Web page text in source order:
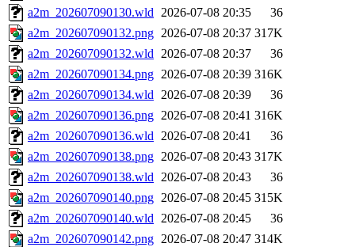
a2m_202607090130.wld 2026-07-08 20:35
36
a2m_202607090132.png 2026-07-08 20:37 317K
a2m_202607090132.wld 2026-07-08 20:37
36
a2m_202607090134.png 2026-07-08 20:39 316K
a2m_202607090134.wld 2026-07-08 20:39
36
a2m_202607090136.png 2026-07-08 20:41 316K
a2m_202607090136.wld 2026-07-08 20:41
36
a2m_202607090138.png 2026-07-08 20:43 317K
a2m_202607090138.wld 2026-07-08 20:43
36
a2m_202607090140.png 2026-07-08 20:45 315K
a2m_202607090140.wld 2026-07-08 20:45
36
a2m_202607090142.png 2026-07-08 20:47 314K